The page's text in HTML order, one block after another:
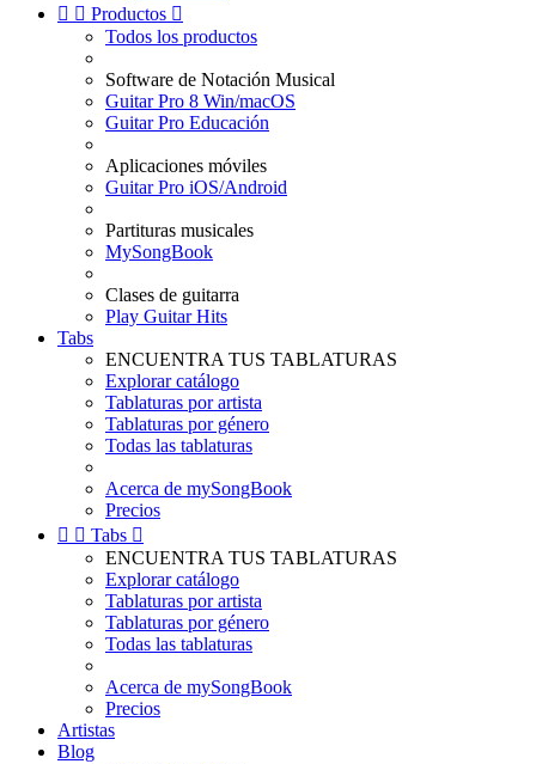
  Productos 
Todos los productos
Software de Notación Musical
Guitar Pro 8 Win/macOS
Guitar Pro Educación
Aplicaciones móviles
Guitar Pro iOS/Android
Partituras musicales
MySongBook
Clases de guitarra
Play Guitar Hits
Tabs
ENCUENTRA TUS TABLATURAS
Explorar catálogo
Tablaturas por artista
Tablaturas por género
Todas las tablaturas
Acerca de mySongBook
Precios
  Tabs 
ENCUENTRA TUS TABLATURAS
Explorar catálogo
Tablaturas por artista
Tablaturas por género
Todas las tablaturas
Acerca de mySongBook
Precios
Artistas
Blog